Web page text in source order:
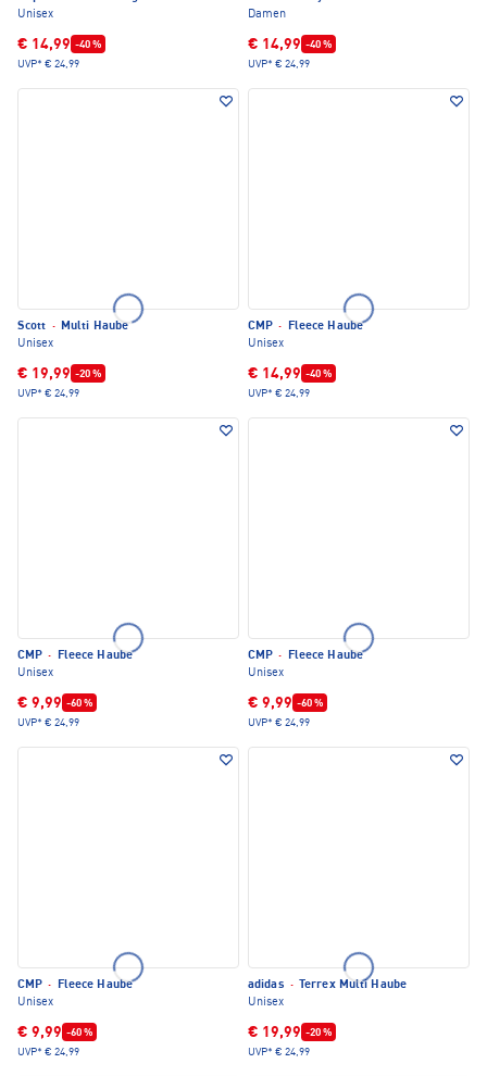
Unisex
€ 14,99 -40 %
UVP* € 24,99
Damen
€ 14,99 -40 %
UVP* € 24,99
Scott · Multi Haube
Unisex
€ 19,99 -20 %
UVP* € 24,99
CMP ·
Fleece Haube
Unisex
€ 14,99 -40 %
UVP* € 24,99
CMP ·
Fleece Haube
Unisex
€ 9,99 -60 %
UVP* € 24,99
CMP ·
Fleece Haube
Unisex
€ 9,99 -60 %
UVP* € 24,99
CMP ·
Fleece Haube
Unisex
€ 9,99 -60 %
UVP* € 24,99
adidas ·
Terrex Multi Haube
Unisex
€ 19,99 -20 %
UVP* € 24,99